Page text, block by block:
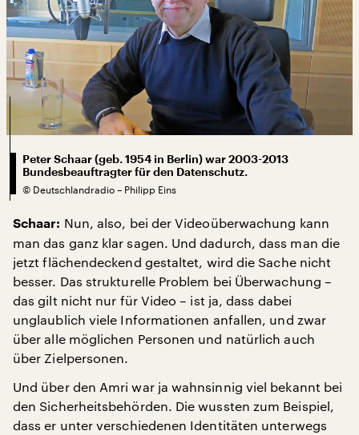
Peter Schaar (geb. 1954 in Berlin) war 2003-2013
Bundesbeauftragter für den Datenschutz.
© Deutschlandradio – Philipp Eins
Schaar: Nun, also, bei der Videoüberwachung kann
man das ganz klar sagen. Und dadurch, dass man die
jetzt flächendeckend gestaltet, wird die Sache nicht
besser. Das strukturelle Problem bei Überwachung –
das gilt nicht nur für Video – ist ja, dass dabei
unglaublich viele Informationen anfallen, und zwar
über alle möglichen Personen und natürlich auch
über Zielpersonen.
Und über den Amri war ja wahnsinnig viel bekannt bei
den Sicherheitsbehörden. Die wussten zum Beispiel,
dass er unter verschiedenen Identitäten unterwegs